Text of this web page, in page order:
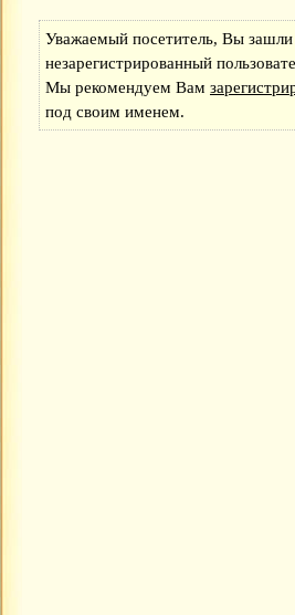
Уважаемый посетитель, Вы зашли
незарегистрированный
Мы рекомендуем Вам
под своим именем.